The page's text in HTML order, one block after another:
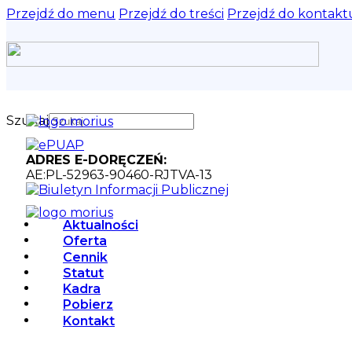
Przejdź do menu Przejdź do treści Przejdź do
Szukaj
ADRES E-DORĘCZEŃ:
AE:PL-52963-90460-RJTVA-13
Aktualności
Oferta
Cennik
Statut
Kadra
Pobierz
Kontakt